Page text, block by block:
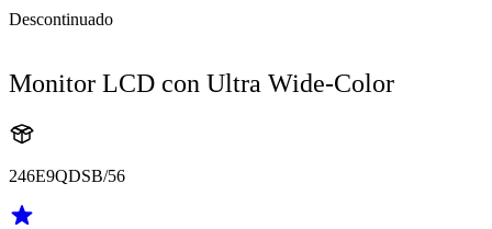
Descontinuado
Monitor LCD con Ultra Wide-Color
246E9QDSB/56